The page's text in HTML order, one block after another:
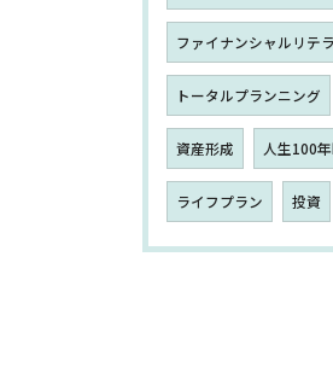
ファイナンシャルリテ
トータルプランニング
資産形成 人生100
ライフプラン 投資